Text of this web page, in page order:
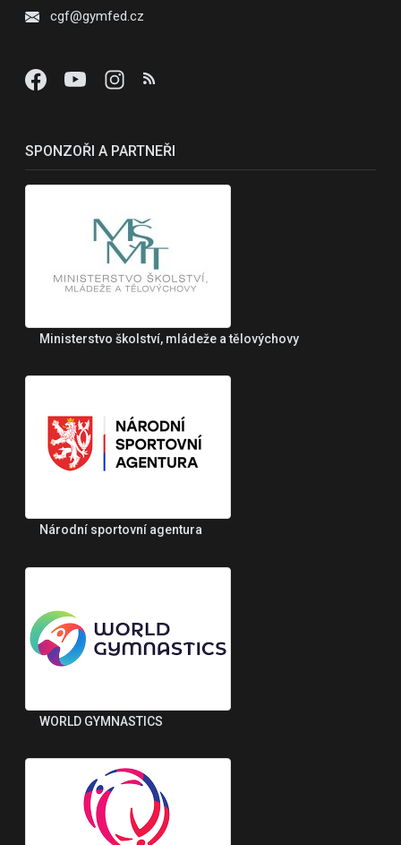
cgf@gymfed.cz
SPONZOŘI A PARTNEŘI
Ministerstvo školství, mládeže a tělovýchovy
Národní sportovní agentura
WORLD GYMNASTICS